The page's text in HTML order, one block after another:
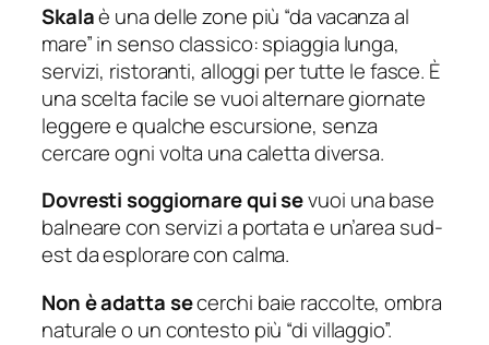
Skalaè una delle zone più “da vacanza al
mare” in senso classico: spiaggia lunga,
servizi, ristoranti, alloggi per tutte le fasce. È
una scelta facile se vuoi alternare giornate
leggere e qualche escursione, senza
cercare ogni volta una caletta diversa.
Dovresti soggiornare qui sevuoi una base
balneare con servizi a portata e un’area sud-
est da esplorare con calma.
Non è adatta secerchi baie raccolte, ombra
naturale o un contesto più “di villaggio”.